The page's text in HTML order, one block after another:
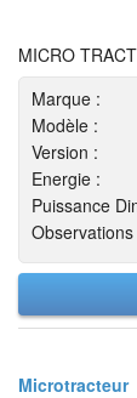
MICRO
Marque :
Modèle :
Version :
Energie :
Puissance
Observations
Microtracteur